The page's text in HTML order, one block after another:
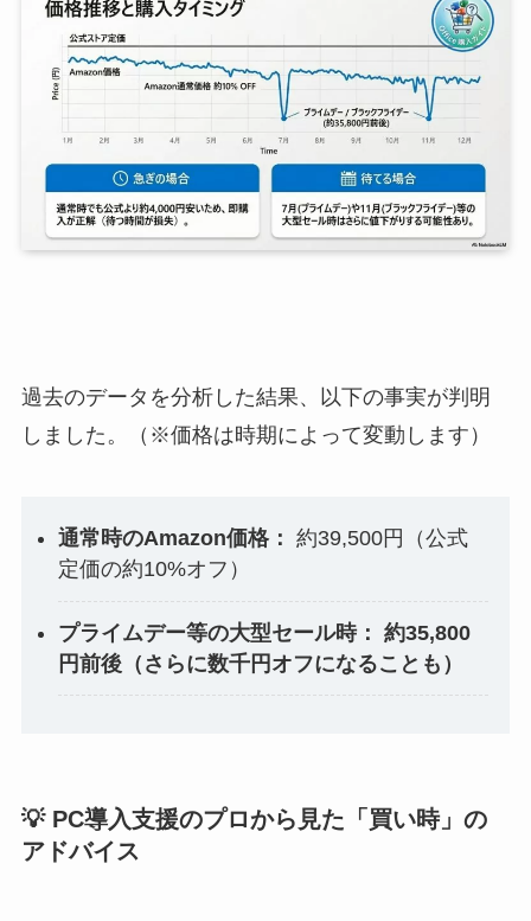
過去のデータを分析した結果、以下の事実が判明
しました。（※価格は時期によって変動します）
通常時のAmazon価格： 約39,500円（公式
定価の約10%オフ）
プライムデー等の大型セール時：
約35,800
円前後（さらに数千円オフになることも）
💡 PC導入支援のプロから見た「買い時」の
アドバイス